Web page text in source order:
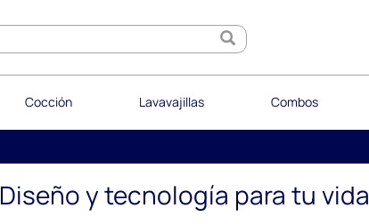
Cocción Lavavajillas Combos
Diseño y tecnología para tu vida